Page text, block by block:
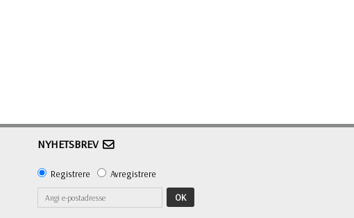
NYHETSBREV
Registrere Avregistrere
OK